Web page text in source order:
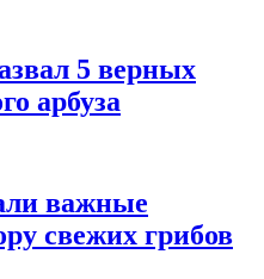
5 верных
арбуза
важные
свежих грибов